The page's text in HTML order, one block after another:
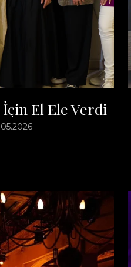
El Ele Verdi